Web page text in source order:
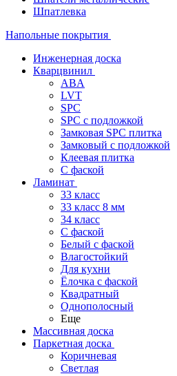
Шпатлевка
Напольные покрытия
Инженерная доска
Кварцвинил
ABA
LVT
SPC
SPC с подложкой
Замковая SPC плитка
Замковый с подложкой
Клеевая плитка
С фаской
Ламинат
33 класс
33 класс 8 мм
34 класс
C фаской
Белый с фаской
Влагостойкий
Для кухни
Ёлочка с фаской
Квадратный
Однополосный
Еще
Массивная доска
Паркетная доска
Коричневая
Светлая